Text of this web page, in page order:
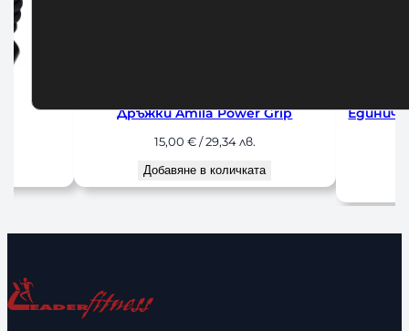
Единична Ръкохватка за Фитнес
Добавяне в количката